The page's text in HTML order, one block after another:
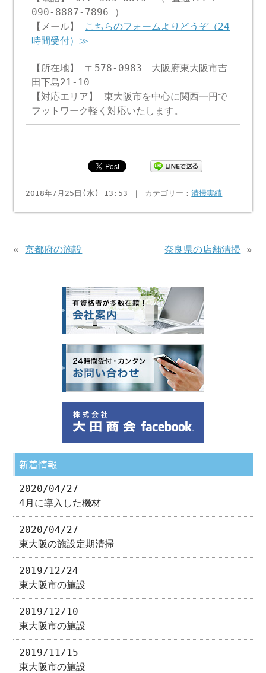
090-8887-7896 ）
【メール】 こちらのフォームよりどうぞ（24
時間受付）≫
【所在地】 〒578-0983 大阪府東大阪市吉
田下島21-10
【対応エリア】 東大阪市を中心に関西一円で
フットワーク軽く対応いたします。
2018年7月25日(水) 13:53 ｜ カテゴリー：清掃実績
«京都府の施設 奈良県の店舗清掃 »
新着情報
2020/04/27
4月に導入した機材
2020/04/27
東大阪の施設定期清掃
2019/12/24
東大阪市の施設
2019/12/10
東大阪市の施設
2019/11/15
東大阪市の施設